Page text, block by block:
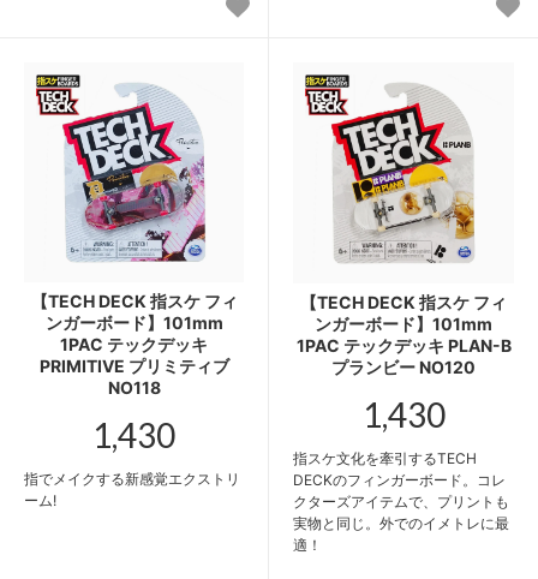
【TECH DECK 指スケ フィ
ンガーボード】101mm
1PAC テックデッキ
PRIMITIVE プリミティブ
NO118
1,430
指でメイクする新感覚エクストリ
ーム!
【TECH DECK 指スケ フィ
ンガーボード】101mm
1PAC テックデッキ PLAN-B
プランビー NO120
1,430
指スケ文化を牽引するTECH
DECKのフィンガーボード。コレ
クターズアイテムで、プリントも
実物と同じ。外でのイメトレに最
適！